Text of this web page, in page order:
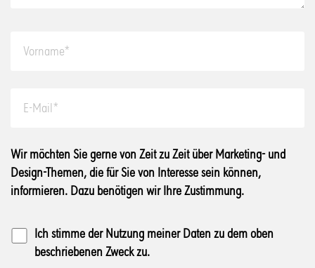
Wir möchten Sie gerne von Zeit zu Zeit über Marketing- und
Design-Themen, die für Sie von Interesse sein können,
informieren. Dazu benötigen wir Ihre Zustimmung.
Ich stimme der Nutzung meiner Daten zu dem oben
beschriebenen Zweck zu.